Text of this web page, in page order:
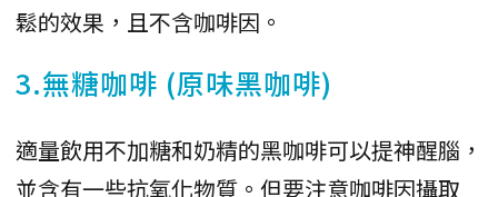
鬆的效果，且不含咖啡因。
3.無糖咖啡 (原味黑咖啡)
適量飲用不加糖和奶精的黑咖啡可以提神醒腦，
並含有一些抗氧化物質。但要注意咖啡因攝取